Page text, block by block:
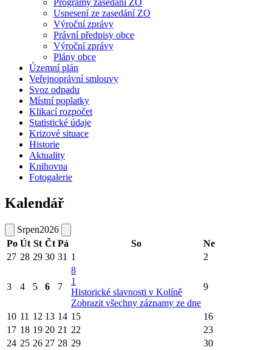
Programy zasedání ZO
Usnesení ze zasedání ZO
Výroční zprávy
Právní předpisy obce
Výroční zprávy
Plány obce
Územní plán
Veřejnoprávní smlouvy
Svoz odpadu
Místní poplatky
Klikací rozpočet
Statistické údaje
Krizové situace
Historie
Aktuality
Knihovna
Fotogalerie
Kalendář
Srpen2026
Po Út St Čt Pá So
Ne
27 28 29 30 31 1 2
3 4 5 6 7
8
1
Historické slavnosti v Kolíně
Zobrazit všechny záznamy ze dne
9
10 11 12 13 14 15
16
17 18 19 20 21 22
23
24 25 26 27 28 29
30